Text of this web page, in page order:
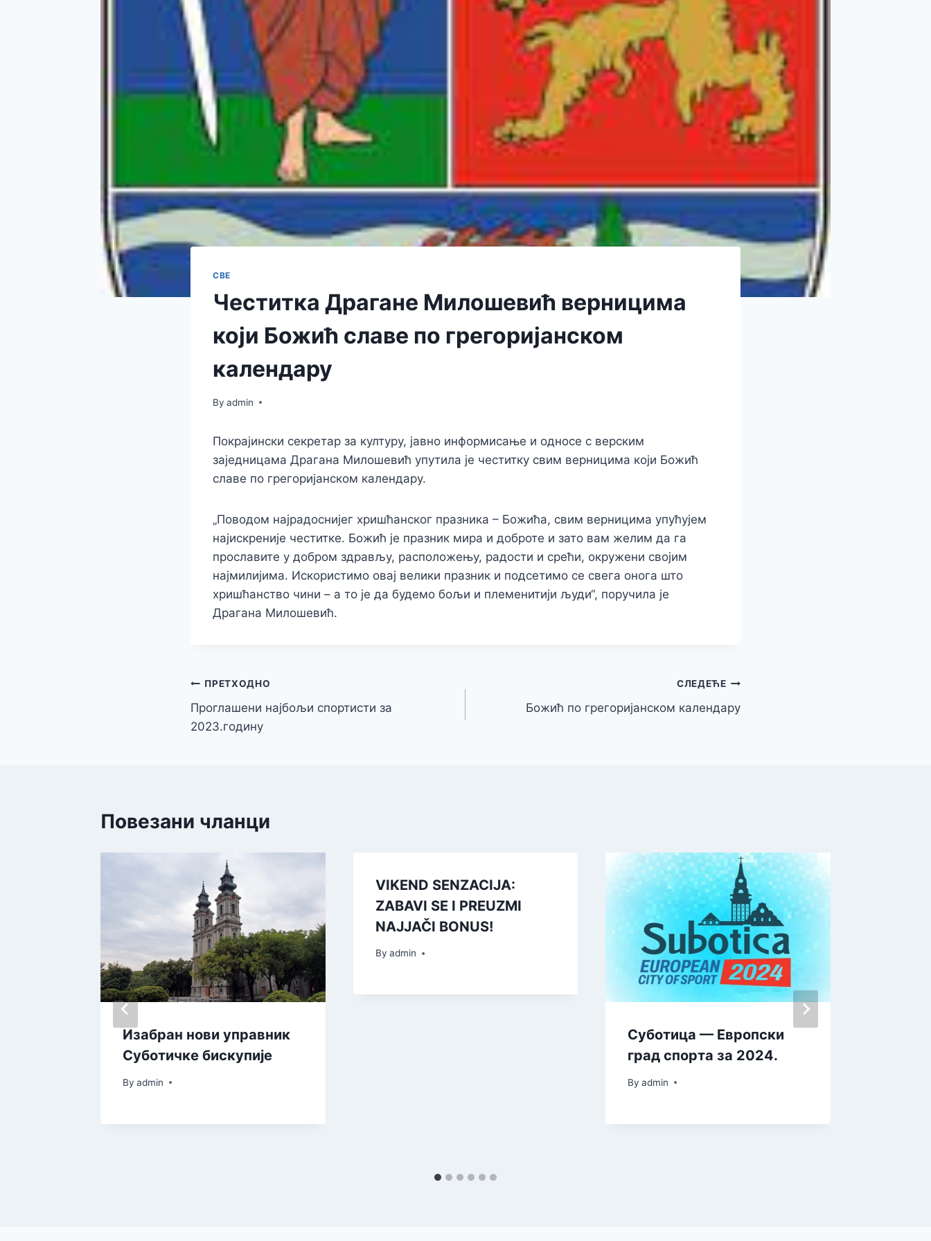
СВЕ
Честитка Драгане Милошевић верницима
који Божић славе по грегоријанском
календару
By admin
Покрајински секретар за културу, јавно информисање и односе с верским
заједницама Драгана Милошевић упутила је честитку свим верницима који Божић
славе по грегоријанском календару.
„Поводом најрадоснијег хришћанског празника – Божића, свим верницима упућујем
најискреније честитке. Божић је празник мира и доброте и зато вам желим да га
прославите у добром здрављу, расположењу, радости и срећи, окружени својим
најмилијима. Искористимо овај велики празник и подсетимо се свега онога што
хришћанство чини – а то је да будeмо бољи и племенитији људи“, поручила је
Драгана Милошевић.
Кретање
чланка
ПРЕТХОДНО
Проглашени најбољи спортисти за
2023.годину
СЛЕДЕЋЕ
Божић по грегоријанском календару
Повезани чланци
Изабран нови управник
Суботичке бискупије
By admin
VIKEND SENZACIJA:
ZABAVI SE I PREUZMI
NAJJAČI BONUS!
By admin
Суботица — Европски
град спорта за 2024.
By admin